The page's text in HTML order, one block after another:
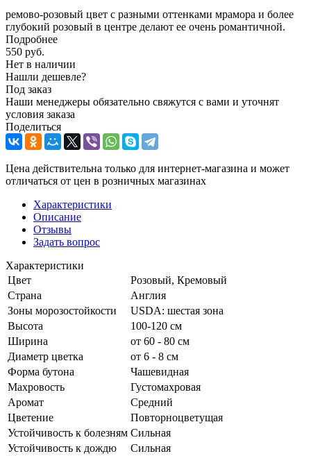
ремово-розовый цвет с разными оттенками мрамора и более
глубокий розовый в центре делают ее очень романтичной.
Подробнее
550 руб.
Нет в наличии
Нашли дешевле?
Под заказ
Наши менеджеры обязательно свяжутся с вами и уточнят
условия заказа
Поделиться
Цена действительна только для интернет-магазина и может
отличаться от цен в розничных магазинах
Характеристики
Описание
Отзывы
Задать вопрос
Характеристики
Цвет
Розовый, Кремовый
Страна
Англия
Зоны морозостойкости
USDA: шестая зона
Высота
100-120 см
Ширина
от 60 - 80 см
Диаметр цветка
от 6 - 8 см
Форма бутона
Чашевидная
Махровость
Густомахровая
Аромат
Средний
Цветение
Повторноцветущая
Устойчивость к болезням Сильная
Устойчивость к дождю
Сильная